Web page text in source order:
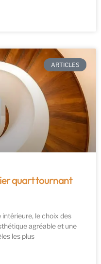
ARTICLES
quart tournant
intérieure, le choix des
agréable et une
les plus